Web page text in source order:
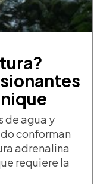
de agua y
conforman
adrenalina
requiere la